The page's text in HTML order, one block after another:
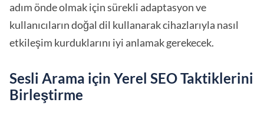
adım önde olmak için sürekli adaptasyon ve
kullanıcıların doğal dil kullanarak cihazlarıyla nasıl
etkileşim kurduklarını iyi anlamak gerekecek.
Sesli Arama için Yerel SEO Taktiklerini
Birleştirme